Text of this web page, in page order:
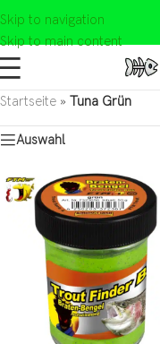
Skip to navigation
Skip to main content
Startseite » Tuna Grün
Auswahl